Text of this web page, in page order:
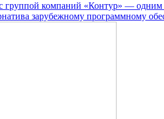
группой компаний «Контур» —
зарубежному программному